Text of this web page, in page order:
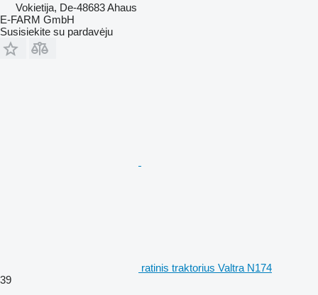
Vokietija, De-48683 Ahaus
E-FARM GmbH
Susisiekite su pardavėju
ratinis traktorius Valtra N174
39